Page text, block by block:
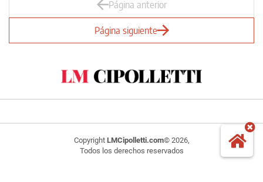
Página anterior
Página siguiente
Copyright LMCipolletti.com© 2026,
Todos los derechos reservados